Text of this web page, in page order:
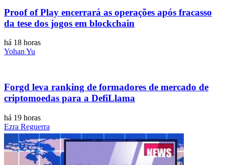
Proof of Play encerrará as operações após fracasso
da tese dos jogos em blockchain
há 18 horas
Yohan Yu
Forgd leva ranking de formadores de mercado de
criptomoedas para a DefiLlama
há 19 horas
Ezra Reguerra